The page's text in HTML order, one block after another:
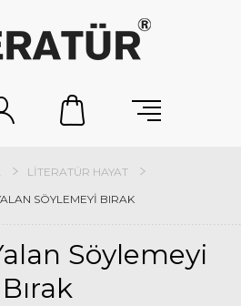
LITERATÜR HAYAT
SÖYLEMEYI BIRAK
Söylemeyi
Bırak